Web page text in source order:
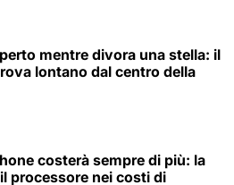
mentre divora una stella: il
lontano dal centro della
costerà sempre di più: la
processore nei costi di